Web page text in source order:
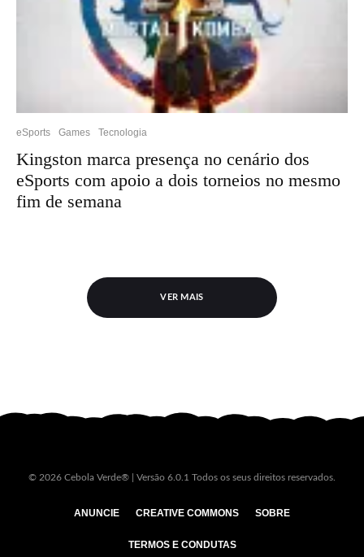
eSports Games Tecnologia
Kingston marca presença no cenário dos
eSports com apoio a dois torneios no mesmo
fim de semana
VER MAIS
© 2026 Cebola Verde® | Versão 6.0.1 Todos os seus direitos reservados.
ANUNCIE CREATIVE COMMONS SOBRE
TERMOS E CONDUTAS